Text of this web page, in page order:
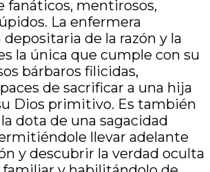
fanáticos, mentirosos,
La enfermera
depositaria de la razón y la
la única que cumple con su
bárbaros filicidas,
de sacrificar a una hija
Dios primitivo. Es también
dota de una sagacidad
llevar adelante
y descubrir la verdad oculta